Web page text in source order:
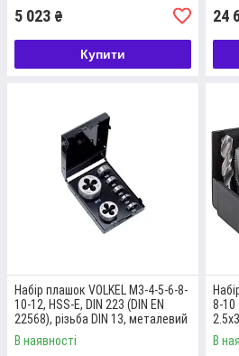
забезпечить якісне вирішення
різьблення, але й буде зручним у
транспортуванні. Комплект містить
3 до 12 мм.
Докладніше
5 023 ₴
Купити
24
Набір плашок VOLKEL M3-4-5-6-8-
10-12, HSS-E, DIN 223 (DIN EN
22568), різьба DIN 13, металевий
кейс (49522)
В наявності
8-10
G,
В